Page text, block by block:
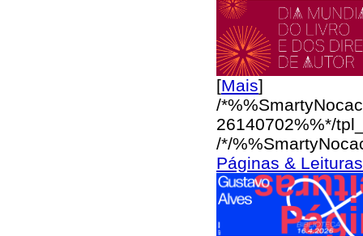
[Mais]
/
26140702%%*/
/*/
Páginas & Leituras